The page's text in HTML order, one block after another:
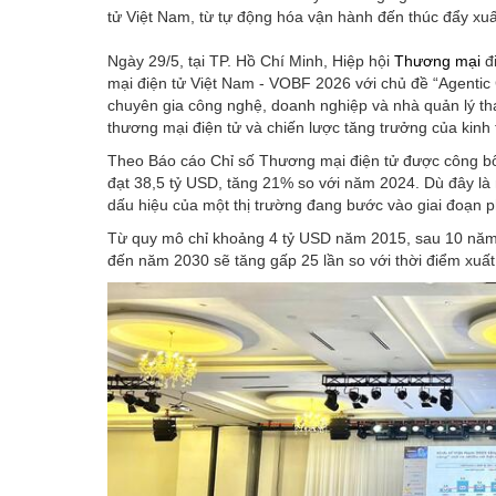
tử Việt Nam, từ tự động hóa vận hành đến thúc đẩy
Ngày 29/5, tại TP. Hồ Chí Minh, Hiệp hội Thương mại
mại điện tử Việt Nam - VOBF 2026 với chủ đề
chuyên gia công nghệ, doanh nghiệp và nhà quản lý
thương mại điện tử và chiến lược tăng trưởng của
Theo Báo cáo Chỉ số Thương mại điện tử được công
đạt 38,5 tỷ USD, tăng 21% so với năm 2024. Dù đây
dấu hiệu của một thị trường đang bước vào giai đoạn
Từ quy mô chỉ khoảng 4 tỷ USD năm 2015, sau 10
đến năm 2030 sẽ tăng gấp 25 lần so với thời điểm